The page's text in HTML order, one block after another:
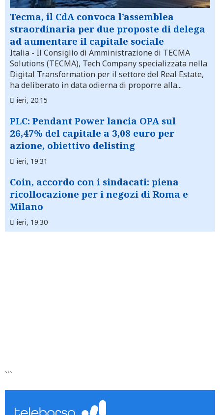
Tecma, il CdA convoca l’assemblea
straordinaria per due proposte di delega
ad aumentare il capitale sociale
Italia - Il Consiglio di Amministrazione di TECMA
Solutions (TECMA), Tech Company specializzata nella
Digital Transformation per il settore del Real Estate,
ha deliberato in data odierna di proporre alla...
ieri, 20.15
PLC: Pendant Power lancia OPA sul
26,47% del capitale a 3,08 euro per
azione, obiettivo delisting
ieri, 19.31
Coin, accordo con i sindacati: piena
ricollocazione per i negozi di Roma e
Milano
ieri, 19.30
```